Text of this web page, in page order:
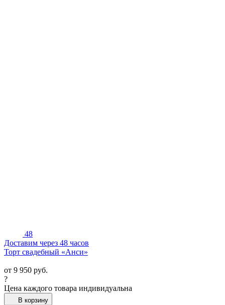
48
Доставим через 48 часов
Торт свадебный «Анси»
от 9 950 руб.
?
Цена каждого товара индивидуальна
В корзину